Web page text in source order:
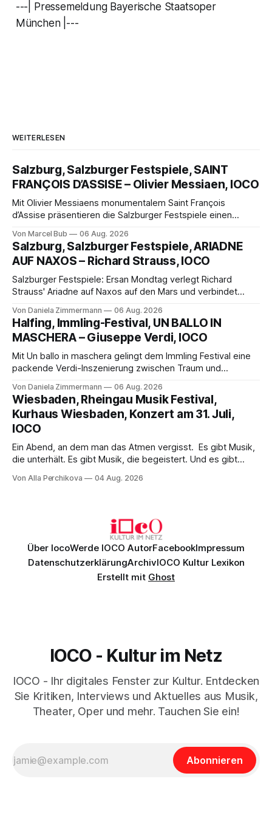
---| Pressemeldung Bayerische Staatsoper
München |---
WEITERLESEN
Salzburg, Salzburger Festspiele, SAINT
FRANÇOIS D’ASSISE – Olivier Messiaen, IOCO
Mit Olivier Messiaens monumentalem Saint François
d’Assise präsentieren die Salzburger Festspiele einen
eine bildgewaltige Inszenierung, Maxime Pascal entfaltet
die komplexe Partitur eindrucksvoll, Philippe Sly berührt als
Franziskus.
Von Marcel Bub 06 Aug. 2026
Salzburg, Salzburger Festspiele, ARIADNE
AUF NAXOS – Richard Strauss, IOCO
Salzburger Festspiele: Ersan Mondtag verlegt Richard
Strauss' Ariadne auf Naxos auf den Mars und verbindet
Aufführung mit starken Solisten und den Wiener
Philharmonikern, szenisch bleibt der zweite Akt jedoch
hinter den Erwartungen zurück.
Von Daniela Zimmermann 06 Aug. 2026
Halfing, Immling-Festival, UN BALLO IN
MASCHERA – Giuseppe Verdi, IOCO
Mit Un ballo in maschera gelingt dem Immling Festival eine
packende Verdi-Inszenierung zwischen Traum und
psychologische Tiefe mit starken Bildern, getragen von
einem spielfreudigen Ensemble und einer musikalisch
überzeugenden Gesamtleistung.
Von Daniela Zimmermann 06 Aug. 2026
Wiesbaden, Rheingau Musik Festival,
Kurhaus Wiesbaden, Konzert am 31. Juli,
IOCO
Ein Abend, an dem man das Atmen vergisst. Es gibt Musik,
die unterhält. Es gibt Musik, die begeistert. Und es gibt
Genau so war der Abend im Kurhaus Wiesbaden, an dem
Von Alla Perchikova 04 Aug. 2026
Über IocoWerde IOCO AutorFacebookImpressum
DatenschutzerklärungArchivIOCO Kultur Lexikon
Erstellt mit Ghost
IOCO - Kultur im Netz
IOCO - Ihr digitales Fenster zur Kultur. Entdecken
Sie Kritiken, Interviews und Aktuelles aus Musik,
Theater, Oper und mehr. Tauchen Sie ein!
Abonnieren